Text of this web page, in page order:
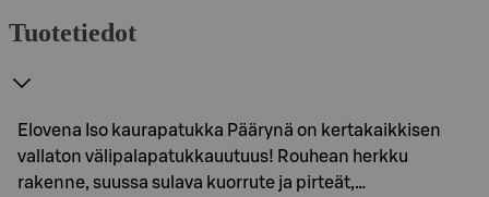
Tuotetiedot
Elovena Iso kaurapatukka Päärynä on kertakaikkisen
vallaton välipalapatukkauutuus! Rouhean herkku
rakenne, suussa sulava kuorrute ja pirteät,…